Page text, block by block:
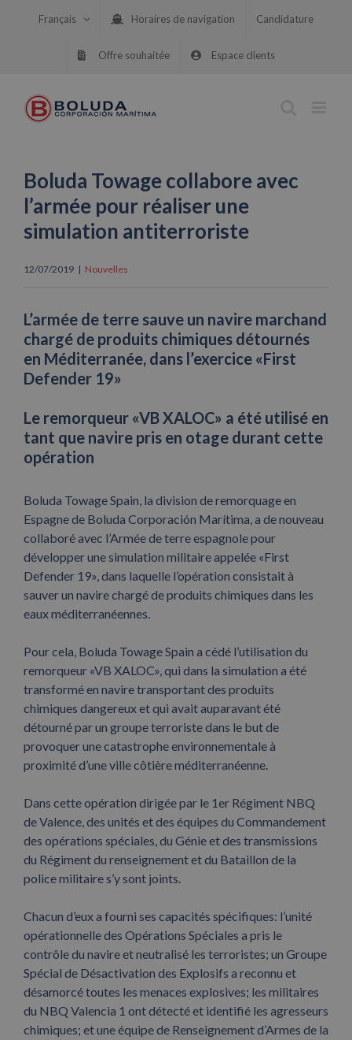
Français Horaires de navigation Candidature
Offre souhaitée Espace clients
Boluda Towage collabore avec
l’armée pour réaliser une
simulation antiterroriste
12/07/2019 | Nouvelles
L’armée de terre sauve un navire marchand
chargé de produits chimiques détournés
en Méditerranée, dans l’exercice «First
Defender 19»
Le remorqueur «VB XALOC» a été utilisé en
tant que navire pris en otage durant cette
opération
Boluda Towage Spain, la division de remorquage en
Espagne de Boluda Corporación Marítima, a de nouveau
collaboré avec l’Armée de terre espagnole pour
développer une simulation militaire appelée «First
Defender 19», dans laquelle l’opération consistait à
sauver un navire chargé de produits chimiques dans les
eaux méditerranéennes.
Pour cela, Boluda Towage Spain a cédé l’utilisation du
remorqueur «VB XALOC», qui dans la simulation a été
transformé en navire transportant des produits
chimiques dangereux et qui avait auparavant été
détourné par un groupe terroriste dans le but de
provoquer une catastrophe environnementale à
proximité d’une ville côtière méditerranéenne.
Dans cette opération dirigée par le 1er Régiment NBQ
de Valence, des unités et des équipes du Commandement
des opérations spéciales, du Génie et des transmissions
du Régiment du renseignement et du Bataillon de la
police militaire s’y sont joints.
Chacun d’eux a fourni ses capacités spécifiques: l’unité
opérationnelle des Opérations Spéciales a pris le
contrôle du navire et neutralisé les terroristes; un Groupe
Spécial de Désactivation des Explosifs a reconnu et
désamorcé toutes les menaces explosives; les militaires
du NBQ Valencia 1 ont détecté et identifié les agresseurs
chimiques; et une équipe de Renseignement d’Armes de la